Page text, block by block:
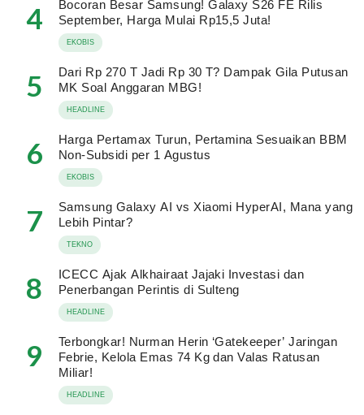
4
Bocoran Besar Samsung! Galaxy S26 FE Rilis
September, Harga Mulai Rp15,5 Juta!
EKOBIS
5
Dari Rp 270 T Jadi Rp 30 T? Dampak Gila Putusan
MK Soal Anggaran MBG!
HEADLINE
6
Harga Pertamax Turun, Pertamina Sesuaikan BBM
Non-Subsidi per 1 Agustus
EKOBIS
7
Samsung Galaxy AI vs Xiaomi HyperAI, Mana yang
Lebih Pintar?
TEKNO
8
ICECC Ajak Alkhairaat Jajaki Investasi dan
Penerbangan Perintis di Sulteng
HEADLINE
9
Terbongkar! Nurman Herin ‘Gatekeeper’ Jaringan
Febrie, Kelola Emas 74 Kg dan Valas Ratusan
Miliar!
HEADLINE